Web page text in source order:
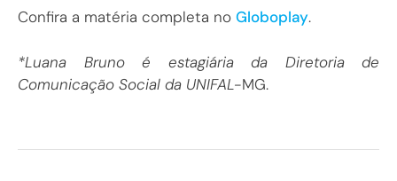
Confira a matéria completa no Globoplay.
*Luana Bruno é estagiária da Diretoria de
Comunicação Social da UNIFAL-MG.